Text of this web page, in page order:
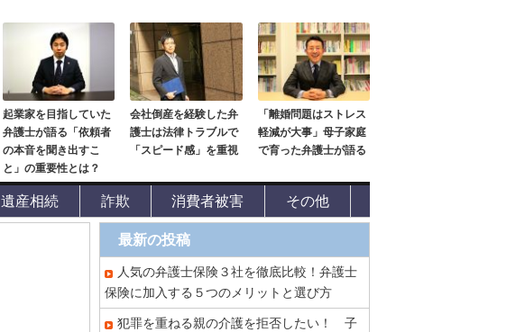
起業家を目指していた
弁護士が語る「依頼者
の本音を聞き出すこ
と」の重要性とは？
会社倒産を経験した弁
護士は法律トラブルで
「スピード感」を重視
「離婚問題はストレス
軽減が大事」母子家庭
で育った弁護士が語る
遺産相続 詐欺 消費者被害 その他
最新の投稿
人気の弁護士保険３社を徹底比較！弁護士
保険に加入する５つのメリットと選び方
犯罪を重ねる親の介護を拒否したい！ 子